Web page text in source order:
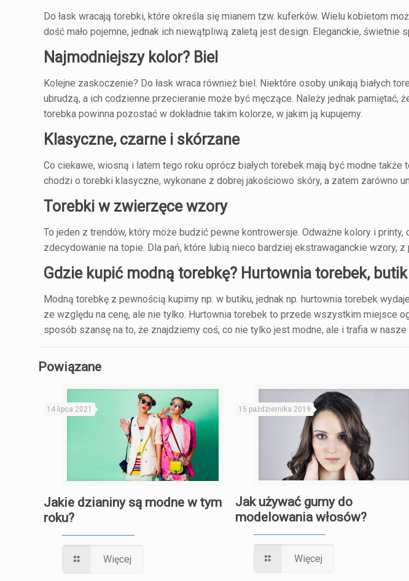
Do łask wracają torebki, które określa się mianem tzw. kuferków. Wielu kobietom
dość mało pojemne, jednak ich niewątpliwą zaletą jest design. Eleganckie, świetnie
Najmodniejszy kolor? Biel
Kolejne zaskoczenie? Do łask wraca również biel. Niektóre osoby unikają białych
ubrudzą, a ich codzienne przecieranie może być męczące. Należy jednak pamiętać,
torebka powinna pozostać w dokładnie takim kolorze, w jakim ją kupujemy.
Klasyczne, czarne i skórzane
Co ciekawe, wiosną i latem tego roku oprócz białych torebek mają być modne
chodzi o torebki klasyczne, wykonane z dobrej jakościowo skóry, a zatem zarówno
Torebki w zwierzęce wzory
To jeden z trendów, który może budzić pewne kontrowersje. Odważne kolory i
zdecydowanie na topie. Dla pań, które lubią nieco bardziej ekstrawaganckie wzory,
Gdzie kupić modną torebkę? Hurtownia torebek,
Modną torebkę z pewnością kupimy np. w butiku, jednak np.hurtownia torebek
ze względu na cenę, ale nie tylko. Hurtownia torebek to przede wszystkim miejsce
sposób szansę na to, że znajdziemy coś, co nie tylko jest modne, ale i trafia w
Powiązane
14 lipca 2021
Jakie dzianiny są modne w tym
roku?
Więcej
15 października 2019
Jak używać gumy do
modelowania włosów?
Więcej